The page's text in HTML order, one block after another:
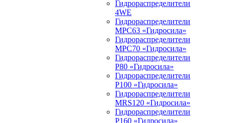
Гидрораспределители
4WE
Гидрораспределители
МРС63 «Гидросила»
Гидрораспределители
МРС70 «Гидросила»
Гидрораспределители
Р80 «Гидросила»
Гидрораспределители
Р100 «Гидросила»
Гидрораспределители
MRS120 «Гидросила»
Гидрораспределители
Р160 «Гидросила»